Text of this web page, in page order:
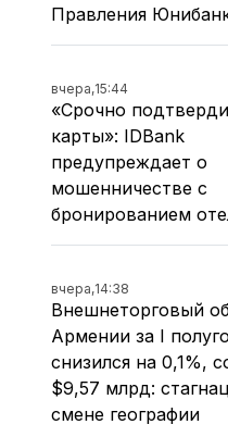
Правления
вчера,15:44
«Срочно
карты»: IDBank
предупреждает о
мошенничестве с
бронированием
вчера,14:38
Внешнеторговый
Армении за I
снизился на 0,1%,
$9,57 млрд:
смене географии